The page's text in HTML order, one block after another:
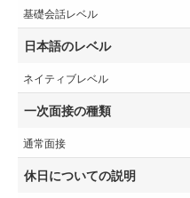
基礎会話レベル
日本語のレベル
ネイティブレベル
一次面接の種類
通常面接
休日についての説明